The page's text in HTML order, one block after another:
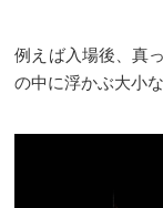
例えば入場後、真
の中に浮かぶ大小な